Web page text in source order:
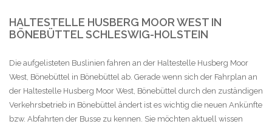
HALTESTELLE HUSBERG MOOR WEST IN
BÖNEBÜTTEL SCHLESWIG-HOLSTEIN
Die aufgelisteten Buslinien fahren an der Haltestelle Husberg Moor
West, Bönebüttel in Bönebüttel ab. Gerade wenn sich der Fahrplan an
der Haltestelle Husberg Moor West, Bönebüttel durch den zuständigen
Verkehrsbetrieb in Bönebüttel ändert ist es wichtig die neuen Ankünfte
bzw. Abfahrten der Busse zu kennen. Sie möchten aktuell wissen